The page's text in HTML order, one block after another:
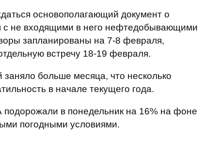
основополагающий документ о
с не входящими в него нефтедобывающими
запланированы на 7-8 февраля,
встречу 18-19 февраля.
больше месяца, что несколько
в начале текущего года.
в понедельник на 16% на фоне
погодными условиями.